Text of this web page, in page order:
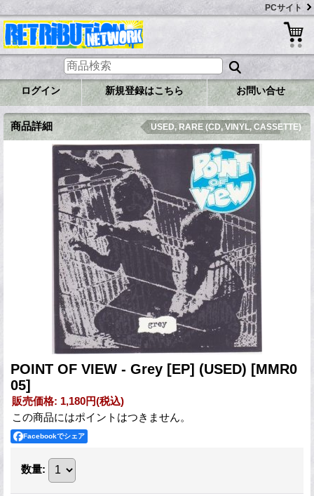
PCサイト
ログイン 新規登録はこちら お問い合せ
商品詳細 USED, RARE (CD, VINYL, CASSETTE)
POINT OF VIEW - Grey [EP] (USED) [MMR0
05]
販売価格: 1,180円(税込)
この商品にはポイントはつきません。
Facebookでシェア
数量: